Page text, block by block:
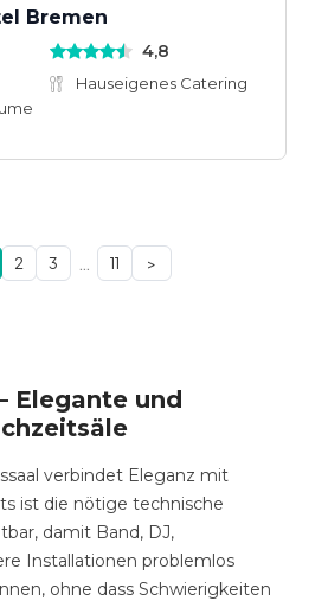
Bremen
4,8
Hauseigenes Catering
2 3 … 11 >
Elegante und
verbindet Eleganz mit
ist die nötige technische
damit Band, DJ,
Installationen problemlos
ohne dass Schwierigkeiten